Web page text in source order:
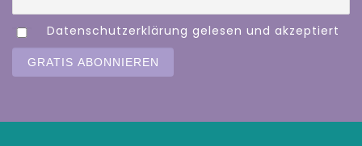
Datenschutzerklärung gelesen und akzeptiert